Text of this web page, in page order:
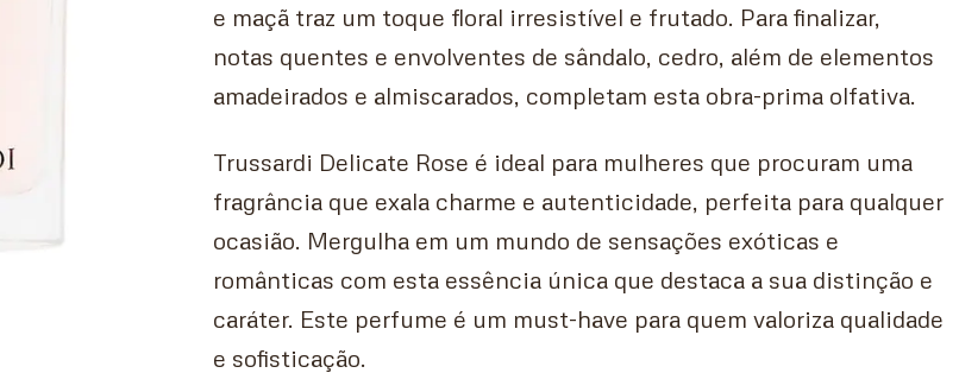
e maçã traz um toque floral irresistível e frutado. Para finalizar,
notas quentes e envolventes de sândalo, cedro, além de elementos
amadeirados e almiscarados, completam esta obra-prima olfativa.
Trussardi Delicate Rose é ideal para mulheres que procuram uma
fragrância que exala charme e autenticidade, perfeita para qualquer
ocasião. Mergulha em um mundo de sensações exóticas e
românticas com esta essência única que destaca a sua distinção e
caráter. Este perfume é um must-have para quem valoriza qualidade
e sofisticação.